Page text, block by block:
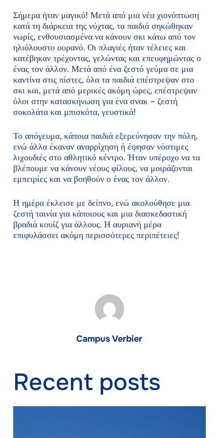
Σήμερα ήταν μαγικό! Μετά από μια νέα χιονόπτωση
κατά τη διάρκεια της νύχτας, τα παιδιά σηκώθηκαν
νωρίς, ενθουσιασμένα να κάνουν σκι κάτω από τον
ηλιόλουστο ουρανό. Οι πλαγιές ήταν τέλειες και
κατέβηκαν τρέχοντας, γελώντας και επευφημώντας ο
ένας τον άλλον. Μετά από ένα ζεστό γεύμα σε μια
καντίνα στις πίστες, όλα τα παιδιά επέστρεψαν στο
σκι και, μετά από μερικές ακόμη ώρες, επέστρεψαν
όλοι στην κατασκήνωση για ένα σνακ – ζεστή
σοκολάτα και μπισκότα, γευστικά!
Το απόγευμα, κάποια παιδιά εξερεύνησαν την πόλη,
ενώ άλλα έκαναν αναρρίχηση ή έψησαν νόστιμες
λιχουδιές στο αθλητικό κέντρο. Ήταν υπέροχο να τα
βλέπουμε να κάνουν νέους φίλους, να μοιράζονται
εμπειρίες και να βοηθούν ο ένας τον άλλον.
Η ημέρα έκλεισε με δείπνο, ενώ ακολούθησε μια
ζεστή ταινία για κάποιους και μια διασκεδαστική
βραδιά κουίζ για άλλους. Η αυριανή μέρα
επιφυλάσσει ακόμη περισσότερες περιπέτειες!
Campus Verbier
Recent posts